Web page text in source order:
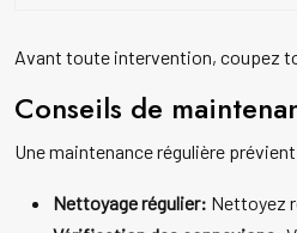
Avant toute intervention, coupez
Conseils de
Une maintenance régulière
Nettoyage régulier: Nettoyez